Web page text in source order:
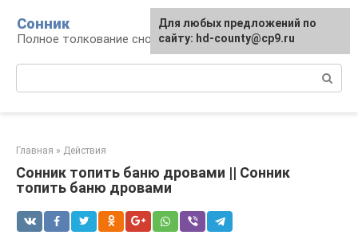
контенту
Сонник
Полное толкование снов
Главная » Действия
Сонник топить баню дровами || Сонник
топить баню дровами
Для любых предложений по
сайту: hd-county@cp9.ru